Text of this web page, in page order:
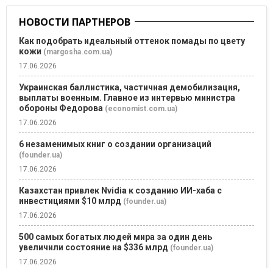
НОВОСТИ ПАРТНЕРОВ
Как подобрать идеальный оттенок помады по цвету
кожи (margosha.com.ua)
17.06.2026
Украинская баллистика, частичная демобилизация,
выплаты военным. Главное из интервью министра
обороны Федорова (economist.com.ua)
17.06.2026
6 незаменимых книг о создании организаций
(founder.ua)
17.06.2026
Казахстан привлек Nvidia к созданию ИИ-хаба с
инвестициями $10 млрд (founder.ua)
17.06.2026
500 самых богатых людей мира за один день
увеличили состояние на $336 млрд (founder.ua)
17.06.2026